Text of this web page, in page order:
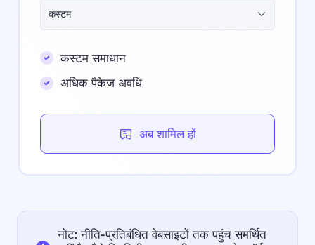
कस्टम
कस्टम समाधान
अधिक पैकेज अवधि
अब शामिल हों
नोट: नीति-प्रतिबंधित वेबसाइटों तक पहुंच समर्थित